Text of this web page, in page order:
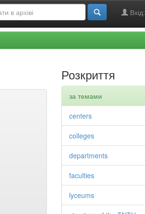
Вхід:
Розкриття
за темами
centers
colleges
departments
faculties
lyceums